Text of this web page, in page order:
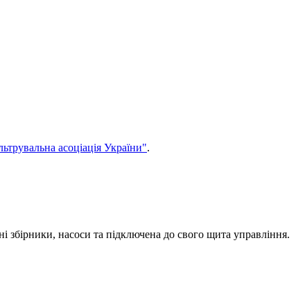
асоціація України".
збірники, насоси та підключена до свого щита управління.